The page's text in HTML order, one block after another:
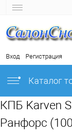
Вход Регистрация
Каталог
КПБ Karven
Ранфорс